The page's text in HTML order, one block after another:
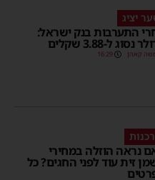
יציג
התערבות בנק ישראל:
נסוג ל-3.88 שקלים
קאהן 16:29
נראה הוזלה במחירי
זית עוד לפני החגים? כל